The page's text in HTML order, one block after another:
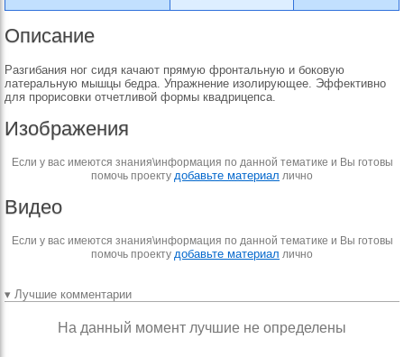
Описание
Разгибания ног сидя качают прямую фронтальную и боковую
латеральную мышцы бедра. Упражнение изолирующее. Эффективно
для прорисовки отчетливой формы квадрицепса.
Изображения
Если у вас имеются знания\информация по данной тематике и Вы готовы
помочь проекту добавьте материал лично
Видео
Если у вас имеются знания\информация по данной тематике и Вы готовы
помочь проекту добавьте материал лично
▾ Лучшие комментарии
На данный момент лучшие не определены